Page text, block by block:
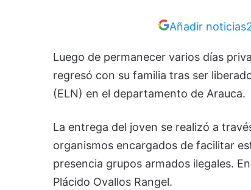
Añadir
Luego de permanecer varios días
regresó con su familia tras ser
(ELN) en el departamento de Arauca.
La entrega del joven se realizó a
organismos encargados de facilitar
presencia grupos armados ilegales.
Plácido Ovallos Rangel.